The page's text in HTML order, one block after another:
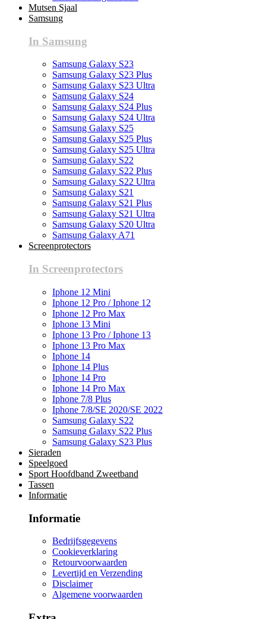
Mutsen Sjaal
Samsung
In Samsung
Samsung Galaxy S23
Samsung Galaxy S23 Plus
Samsung Galaxy S23 Ultra
Samsung Galaxy S24
Samsung Galaxy S24 Plus
Samsung Galaxy S24 Ultra
Samsung Galaxy S25
Samsung Galaxy S25 Plus
Samsung Galaxy S25 Ultra
Samsung Galaxy S22
Samsung Galaxy S22 Plus
Samsung Galaxy S22 Ultra
Samsung Galaxy S21
Samsung Galaxy S21 Plus
Samsung Galaxy S21 Ultra
Samsung Galaxy S20 Ultra
Samsung Galaxy A71
Screenprotectors
In Screenprotectors
Iphone 12 Mini
Iphone 12 Pro / Iphone 12
Iphone 12 Pro Max
Iphone 13 Mini
Iphone 13 Pro / Iphone 13
Iphone 13 Pro Max
Iphone 14
Iphone 14 Plus
Iphone 14 Pro
Iphone 14 Pro Max
Iphone 7/8 Plus
Iphone 7/8/SE 2020/SE 2022
Samsung Galaxy S22
Samsung Galaxy S22 Plus
Samsung Galaxy S23 Plus
Sieraden
Speelgoed
Sport Hoofdband Zweetband
Tassen
Informatie
Informatie
Bedrijfsgegevens
Cookieverklaring
Retourvoorwaarden
Levertijd en Verzending
Disclaimer
Algemene voorwaarden